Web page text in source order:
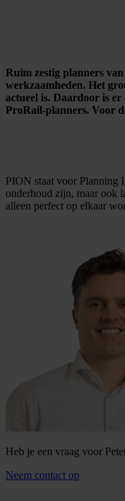
Ruim zestig planners
werkzaamheden. Het
actueel is. Daardoor is
ProRail-planners. Voor
PION staat voor Planning
onderhoud zijn, maar ook
alleen perfect op elkaar
Heb je een vraag voor
Neem contact op